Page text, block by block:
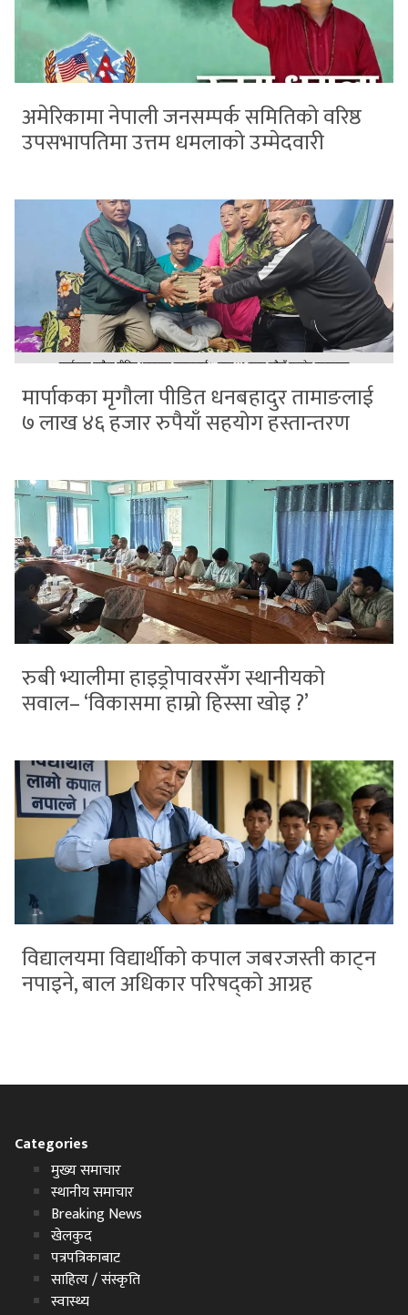
अमेरिकामा नेपाली जनसम्पर्क समितिको वरिष्ठ
उपसभापतिमा उत्तम धमलाको उम्मेदवारी
मार्पाकका मृगौला पीडित धनबहादुर तामाङलाई
७ लाख ४६ हजार रुपैयाँ सहयोग हस्तान्तरण
रुबी भ्यालीमा हाइड्रोपावरसँग स्थानीयको
सवाल– ‘विकासमा हाम्रो हिस्सा खोइ ?’
विद्यालयमा विद्यार्थीको कपाल जबरजस्ती काट्न
नपाइने, बाल अधिकार परिषद्को आग्रह
Categories
मुख्य समाचार
स्थानीय समाचार
Breaking News
खेलकुद
पत्रपत्रिकाबाट
साहित्य / संस्कृति
स्वास्थ्य